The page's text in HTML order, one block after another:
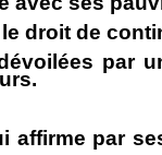
droit de
par
affirme par